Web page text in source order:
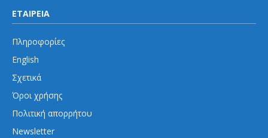
ΕΤΑΙΡΕΙΑ
Πληροφορίες
English
Σχετικά
Όροι χρήσης
Πολιτική απορρήτου
Newsletter